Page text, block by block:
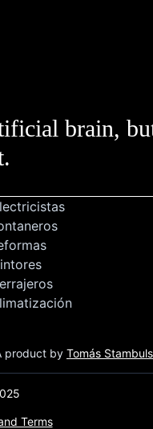
brain,
product by Tomás
Terms